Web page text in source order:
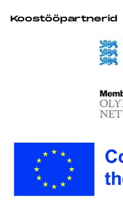
Koostööpartnerid